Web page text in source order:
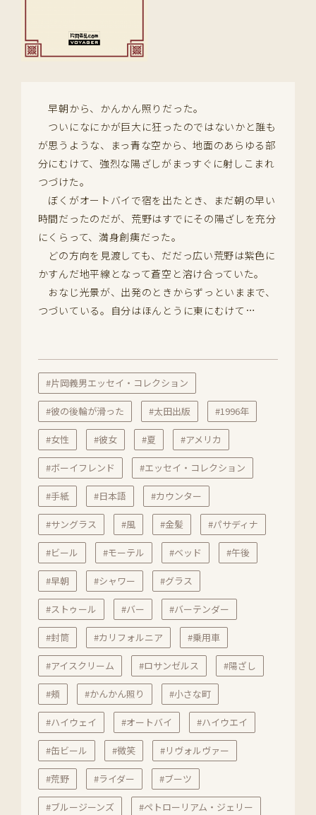
早朝から、かんかん照りだった。
ついになにかが巨大に狂ったのではないかと誰も
が思うような、まっ青な空から、地面のあらゆる部
分にむけて、強烈な陽ざしがまっすぐに射しこまれ
つづけた。
ぼくがオートバイで宿を出たとき、まだ朝の早い
時間だったのだが、荒野はすでにその陽ざしを充分
にくらって、満身創痍だった。
どの方向を見渡しても、だだっ広い荒野は紫色に
かすんだ地平線となって蒼空と溶け合っていた。
おなじ光景が、出発のときからずっといままで、
つづいている。自分はほんとうに東にむけて…
#片岡義男エッセイ・コレクション
#彼の後輪が滑った #太田出版 #1996年
#女性 #彼女 #夏 #アメリカ
#ボーイフレンド #エッセイ・コレクション
#手紙 #日本語 #カウンター
#サングラス #風 #金髪 #パサディナ
#ビール #モーテル #ベッド #午後
#早朝 #シャワー #グラス
#ストゥール #バー #バーテンダー
#封筒 #カリフォルニア #乗用車
#アイスクリーム #ロサンゼルス #陽ざし
#頰 #かんかん照り #小さな町
#ハイウェイ #オートバイ #ハイウエイ
#缶ビール #微笑 #リヴォルヴァー
#荒野 #ライダー #ブーツ
#ブルージーンズ #ペトローリアム・ジェリー